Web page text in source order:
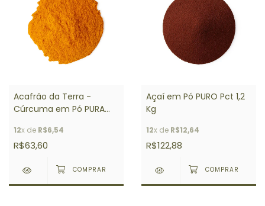
Acafrão da Terra -
Cúrcuma em Pó PURA
12x de R$6,54
R$63,60
Açaí em Pó PURO Pct 1,2
Kg
12x de R$12,64
R$122,88